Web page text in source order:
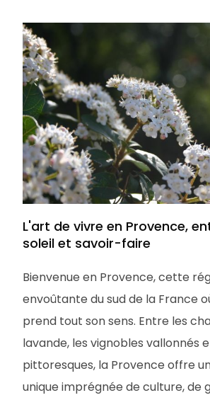
L'art de vivre en Provence,
soleil et savoir-faire
Bienvenue en Provence, cette
envoûtante du sud de la France
prend tout son sens. Entre les
lavande, les vignobles vallonnés
pittoresques, la Provence offre
unique imprégnée de culture, de